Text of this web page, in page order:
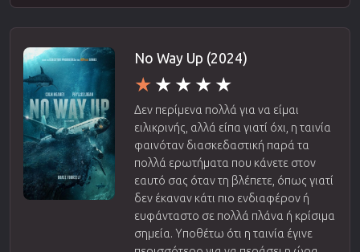
No Way Up (2024)
Δεν περίμενα πολλά για να είμαι
ειλικρινής, αλλά είπα γιατί όχι, η ταινία
φαινόταν διασκεδαστική παρά τα
πολλά ερωτήματα που κάνετε στον
εαυτό σας όταν τη βλέπετε, όπως γιατί
δεν έκαναν κάτι πιο ενδιαφέρον ή
ευφάνταστο σε πολλά πλάνα ή κρίσιμα
σημεία. Υποθέτω ότι η ταινία έγινε